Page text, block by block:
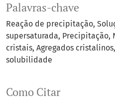
Palavras-chave
Reação de precipitação
supersaturada Precipitação
cristais Agregados cristalinos
solubilidade
Como Citar